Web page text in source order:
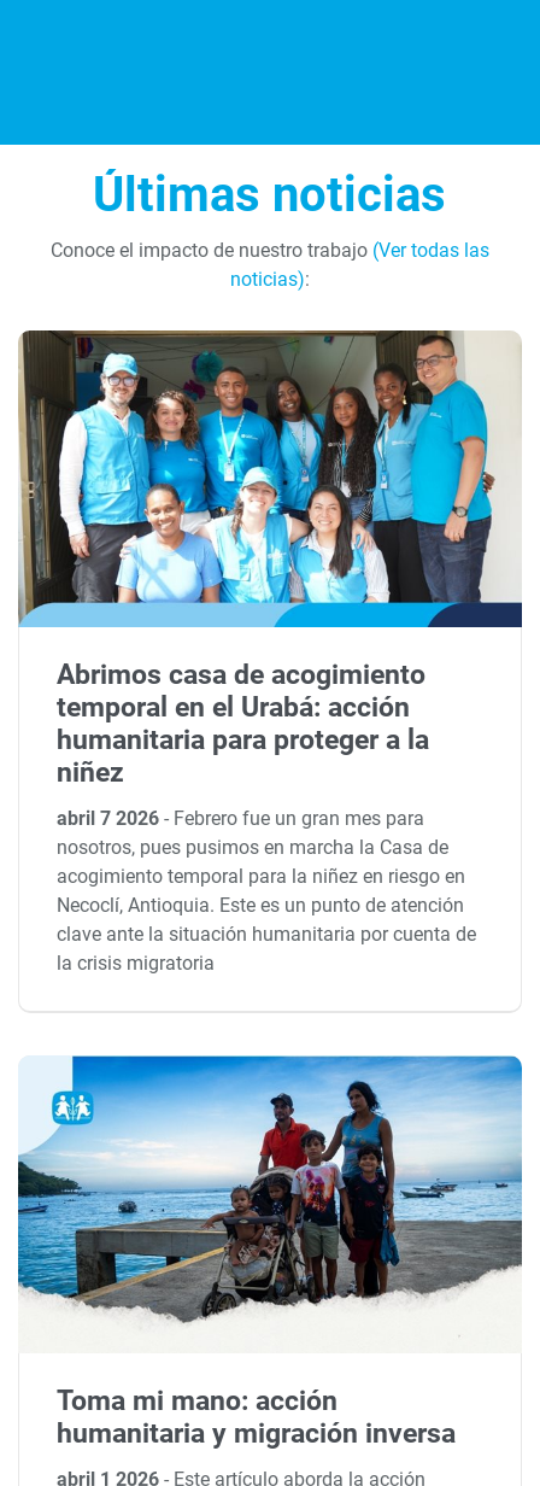
Últimas noticias
Conoce el impacto de nuestro trabajo(Ver todas las
noticias):
Abrimos casa de acogimiento
temporal en el Urabá: acción
humanitaria para proteger a la
niñez
abril 7 2026- Febrero fue un gran mes para
nosotros, pues pusimos en marcha la Casa de
acogimiento temporal para la niñez en riesgo en
Necoclí, Antioquia. Este es un punto de atención
clave ante la situación humanitaria por cuenta de
la crisis migratoria
Toma mi mano: acción
humanitaria y migración inversa
abril 1 2026- Este artículo aborda la acción